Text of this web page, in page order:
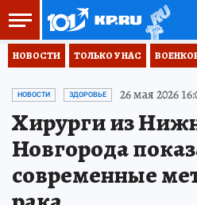
НОВОСТИ ТОЛЬКО У НАС
НОВОСТИ ЗДОРОВЬЕ 26 мая 2026
Хирурги из
Новгорода
современные